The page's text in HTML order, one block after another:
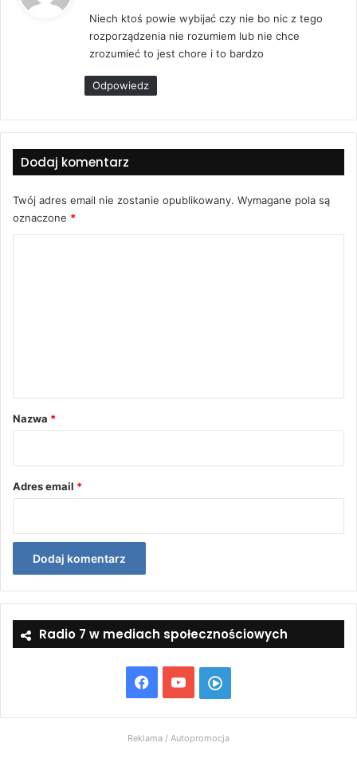
z
e
:
Niech ktoś powie wybijać czy nie bo nic z tego
rozporządzenia nie rozumiem lub nie chce
zrozumieć to jest chore i to bardzo
Odpowiedz
Dodaj komentarz
Twój adres email nie zostanie opublikowany. Wymagane pola są
oznaczone *
rNazwa *
Adres email *
Radio 7 w mediach społecznościowych
Facebook
YouTubeWłącz
Radio
7
Reklama / Autopromocja